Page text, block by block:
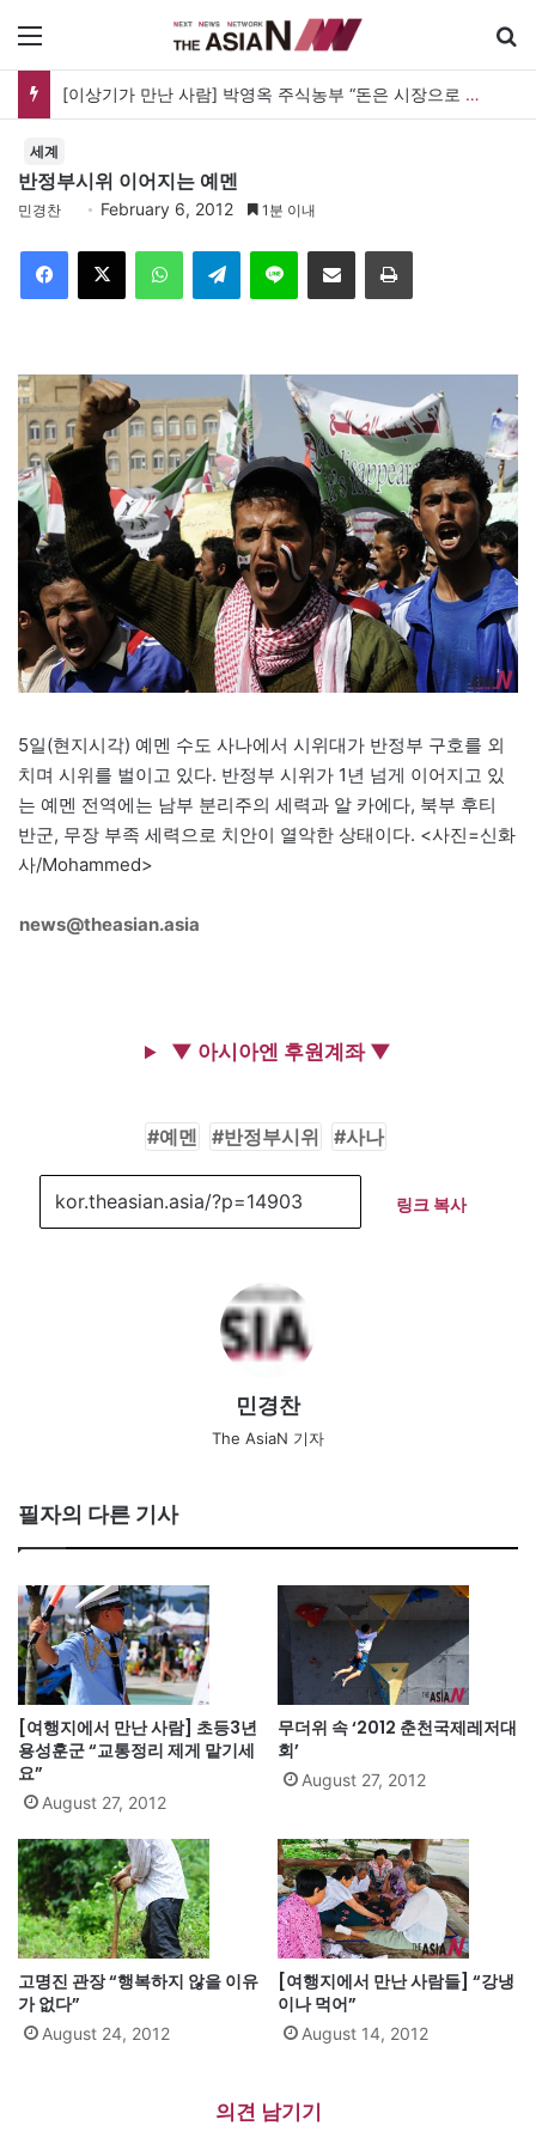
[이상기가 만난 사람] 박영옥 주식농부 “돈은 시장으로 갔지만, 투자는 사라지고 거래만 남았다”
세계
반정부시위 이어지는 예멘
민경찬 February 6, 2012 1분 이내
Telegram 이메일
5일(현지시각) 예멘 수도 사나에서 시위대가 반정부 구호를 외
치며 시위를 벌이고 있다. 반정부 시위가 1년 넘게 이어지고 있
는 예멘 전역에는 남부 분리주의 세력과 알 카에다, 북부 후티
반군, 무장 부족 세력으로 치안이 열악한 상태이다. <사진=신화
사/Mohammed>
news@theasian.asia
▼ 아시아엔 후원계좌 ▼
예멘 반정부시위 사나
링크 복사
민경찬
The AsiaN 기자
필자의 다른 기사
[여행지에서 만난 사람] 초등3년
용성훈군 “교통정리 제게 맡기세
요”
August 27, 2012
무더위 속 ‘2012 춘천국제레저대
회’
August 27, 2012
고명진 관장 “행복하지 않을 이유
가 없다”
August 24, 2012
[여행지에서 만난 사람들] “강냉
이나 먹어”
August 14, 2012
의견 남기기